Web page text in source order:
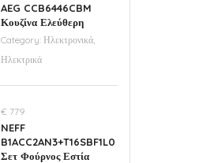
AEG CCB6446CBM
Κουζίνα Ελεύθερη
Category: Ηλεκτρονικά,
Ηλεκτρικά
€ 779
NEFF
B1ACC2AN3+T16SBF1L0
Σετ Φούρνος Εστία